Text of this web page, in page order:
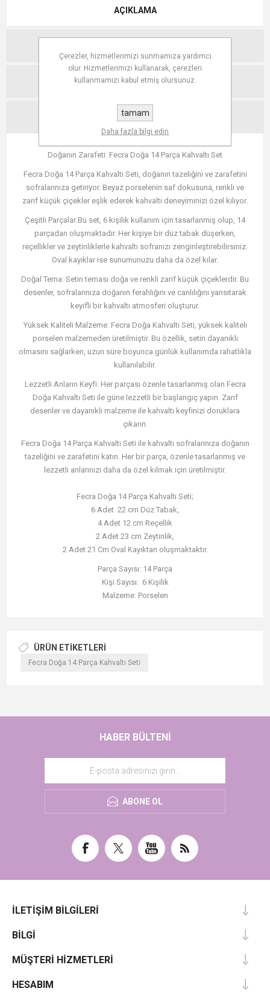
AÇIKLAMA
YORUMLAR
İLETIŞIM
Doğanın Zarafeti: Fecra Doğa 14 Parça Kahvaltı Set
Fecra Doğa 14 Parça Kahvaltı Seti, doğanın tazeliğini ve zarafetini
sofralarınıza getiriyor. Beyaz porselenin saf dokusuna, renkli ve
zarif küçük çiçekler eşlik ederek kahvaltı deneyiminizi özel kılıyor.
Çeşitli Parçalar:Bu set, 6 kişilik kullanım için tasarlanmış olup, 14
parçadan oluşmaktadır. Her kişiye bir düz tabak düşerken,
reçellikler ve zeytinliklerle kahvaltı sofranızı zenginleştirebilirsiniz.
Oval kayıklar ise sunumunuzu daha da özel kılar.
Doğal Tema: Setin teması doğa ve renkli zarif küçük çiçeklerdir. Bu
desenler, sofralarınıza doğanın ferahlığını ve canlılığını yansıtarak
keyifli bir kahvaltı atmosferi oluşturur.
Yüksek Kaliteli Malzeme: Fecra Doğa Kahvaltı Seti, yüksek kaliteli
porselen malzemeden üretilmiştir. Bu özellik, setin dayanıklı
olmasını sağlarken, uzun süre boyunca günlük kullanımda rahatlıkla
kullanılabilir.
Lezzetli Anların Keyfi: Her parçası özenle tasarlanmış olan Fecra
Doğa Kahvaltı Seti ile güne lezzetli bir başlangıç yapın. Zarif
desenler ve dayanıklı malzeme ile kahvaltı keyfinizi doruklara
çıkarın.
Fecra Doğa 14 Parça Kahvaltı Seti ile kahvaltı sofralarınıza doğanın
tazeliğini ve zarafetini katın. Her bir parça, özenle tasarlanmış ve
lezzetli anlarınızı daha da özel kılmak için üretilmiştir.
Fecra Doğa 14 Parça Kahvaltı Seti;
6 Adet 22 cm Düz Tabak,
4 Adet 12 cm Reçellik
2 Adet 23 cm Zeytinlik,
2 Adet 21 Cm Oval Kayıktan oluşmaktaktır.
Parça Sayısı: 14 Parça
Kişi Sayısı: 6 Kişilik
Malzeme: Porselen
ÜRÜN ETIKETLERI
Fecra Doğa 14 Parça Kahvaltı Seti
HABER BÜLTENI
ABONE OL
İLETIŞIM BILGILERI
BILGI
MÜŞTERI HIZMETLERI
HESABIM
Çerezler, hizmetlerimizi sunmamıza yardımcı
olur. Hizmetlerimizi kullanarak, çerezleri
kullanmamızı kabul etmiş olursunuz.
tamam
Daha fazla bilgi edin